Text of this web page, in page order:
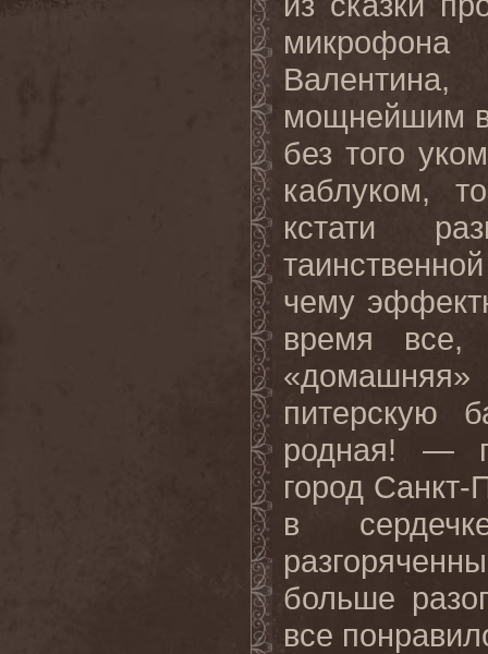
микрофона
мощнейшим
без того
каблуком,
кстати
чему
время
«домашняя»
питерскую
родная! —
город Санкт-
в
больше
все